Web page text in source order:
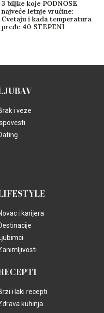
NASTUPU U BUDVI
cele noći
VIP
Antonio Banderas doživeo
INFARKT, koji mu je